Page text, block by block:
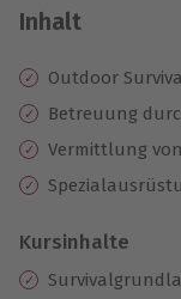
Jeder
10 Jahre
Inhalt
Outdoor
Betreuung
Vermittlung
Kursinhalte